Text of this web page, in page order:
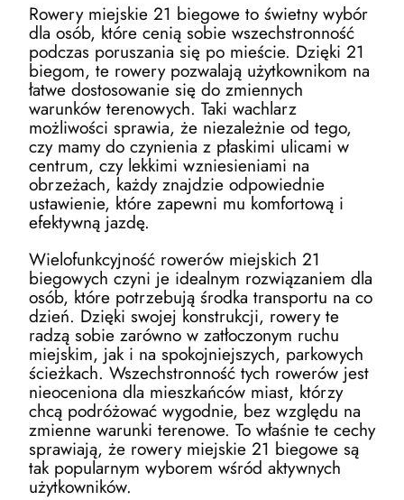
Rowery miejskie 21 biegowe to świetny wybór
dla osób, które cenią sobie wszechstronność
podczas poruszania się po mieście. Dzięki 21
biegom, te rowery pozwalają użytkownikom na
łatwe dostosowanie się do zmiennych
warunków terenowych. Taki wachlarz
możliwości sprawia, że niezależnie od tego,
czy mamy do czynienia z płaskimi ulicami w
centrum, czy lekkimi wzniesieniami na
obrzeżach, każdy znajdzie odpowiednie
ustawienie, które zapewni mu komfortową i
efektywną jazdę.
Wielofunkcyjność rowerów miejskich 21
biegowych czyni je idealnym rozwiązaniem dla
osób, które potrzebują środka transportu na co
dzień. Dzięki swojej konstrukcji, rowery te
radzą sobie zarówno w zatłoczonym ruchu
miejskim, jak i na spokojniejszych, parkowych
ścieżkach. Wszechstronność tych rowerów jest
nieoceniona dla mieszkańców miast, którzy
chcą podróżować wygodnie, bez względu na
zmienne warunki terenowe. To właśnie te cechy
sprawiają, że rowery miejskie 21 biegowe są
tak popularnym wyborem wśród aktywnych
użytkowników.